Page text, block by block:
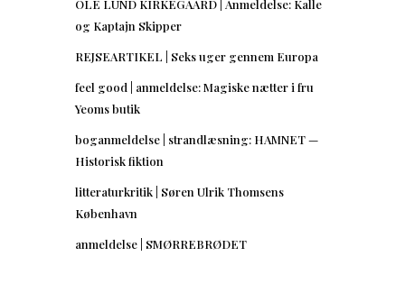
OLE LUND KIRKEGAARD | Anmeldelse: Kalle
og Kaptajn Skipper
REJSEARTIKEL | Seks uger gennem Europa
feel good | anmeldelse: Magiske nætter i fru
Yeoms butik
boganmeldelse | strandlæsning: HAMNET —
Historisk fiktion
litteraturkritik | Søren Ulrik Thomsens
København
anmeldelse | SMØRREBRØDET